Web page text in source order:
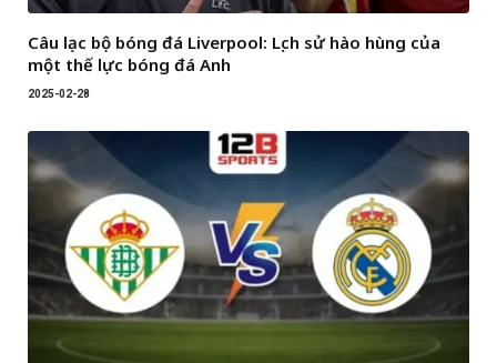
Câu lạc bộ bóng đá Liverpool: Lịch sử hào hùng của
một thế lực bóng đá Anh
2025-02-28